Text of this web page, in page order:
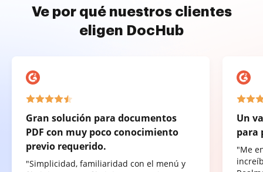
Ve por qué nuestros clientes
eligen DocHub
Gran solución para documentos
PDF con muy poco conocimiento
previo requerido.
"Simplicidad, familiaridad con el menú y
Un
para
"Me